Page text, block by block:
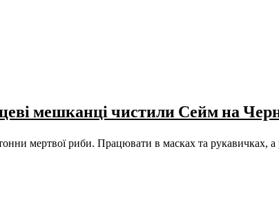
мешканці чистили Сейм на
мертвої риби. Працювати в масках та рукавичках,